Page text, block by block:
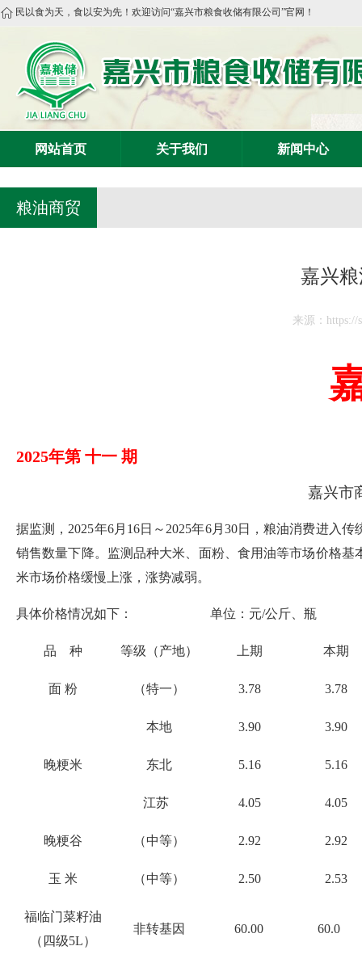
民以食为天，食以安为先！欢迎访问“嘉兴市粮食收储有限公司”官网！
网站首页 关于我们 新闻中心
粮油商贸
嘉兴粮
来源：https://
2025年第 十一 期
嘉
据监测， 2025年6月 16日～ 2025年6月 30日
，粮油消费进入
销售数量下降。监测品种大米、面粉、食用油等市场价格基
米市场价格缓慢上涨，涨势减弱。
具体价格情况如下： 单位：元/公斤、瓶
品 种 等级（产地） 上期 本期
面 粉 （特一） 3.78 3.78
晚粳米
本地 3.90 3.90
东北 5.16 5.16
江苏 4.05 4.05
晚粳谷 （中等） 2.92 2.92
玉 米 （中等） 2.50 2.53
福临门菜籽油
（四级5L）
非转基因 60.00 60.0